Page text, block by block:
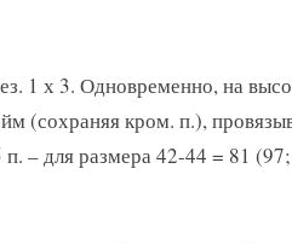
1 х 3. Одновременно, на
(сохраняя кром. п.),
– для размера 42-44 = 81